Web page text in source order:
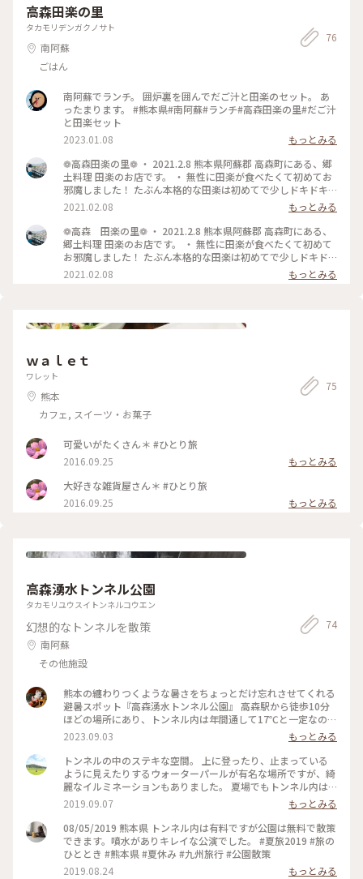
高森田楽の里
タカモリデンガクノサト
南阿蘇
ごはん
76
南阿蘇でランチ。 囲炉裏を囲んでだご汁と田楽のセット。 あ
ったまります。 #熊本県#南阿蘇#ランチ#高森田楽の里#だご汁
と田楽セット
2023.01.08
もっとみる
❁高森田楽の里❁ ・ 2021.2.8 熊本県阿蘇郡 高森町にある、郷
土料理 田楽のお店です。 ・ 無性に田楽が食べたくて初めてお
邪魔しました！ たぶん本格的な田楽は初めてで少しドキドキ
で入店。 そんなドキドキが吹き飛ぶくらい元気な従業員のみ
なさんの案内と、田舎のおばぁちゃん家に帰ってきたような安
心する古民家風の店内にほっこりすぐ落ち着きました♪ ・ さ
っそく炭に火をつけてもらいながら、メニュー選び。おすすめ
メニューも教えてくれます。 2人で「田楽定食」、「炭火鶏焼
定食」を注文。 どちらも おにぎり、だご汁おかわり自由です¨̮
・ 串に刺さった具材が食べ頃になる間にも、郷土料理が出て
説明もしてくれました¨̮ 田楽も焼きおにぎりも地鶏も…美味し
ヤマメの串焼も周りを気にせずかぶり付きました…笑 おにぎり
ぽかぽかした落ち着いた店内でこのまま昼寝したいくらいでし
た。 ・ 平日ですが、お客さんもけっこう入ってたので土日は
予約必須かも知れません❁⃘*.ﾟ また行きたいなぁ。 ・ 高森 田
楽の里 みなさんも ぜひ･.｡* ・ #熊本#阿蘇#高森町 #田楽の里 #
2021.02.08
もっとみる
❁高森 田楽の里❁ ・ 2021.2.8 熊本県阿蘇郡 高森町にある、
郷土料理 田楽のお店です。 ・ 無性に田楽が食べたくて初めて
お邪魔しました！ たぶん本格的な田楽は初めてで少しドキド
キで入店。 そんなドキドキが吹き飛ぶくらい元気な従業員の
みなさんの案内と、田舎のおばぁちゃん家に帰ってきたような
めメニューも教えてくれます。 2人で「田楽定食」、「炭火鶏
料理が出てきます。 これがまた全部美味しい…！郷土料理を楽
しむ間に具材や地鶏が少しずつ食べ頃になります。 ・ 色んな
味噌があり、従業員さんが この味噌をこの具材に付けてくだ
さい。と説明もしてくれました¨̮ 田楽も焼きおにぎりも地鶏
も…美味しくて止まらない！！ 色んな味の味噌と具材が本当に
笑 おにぎりもおかわりまでしちゃって。。 ・ お腹いっぱいな
のと暖かくぽかぽかした落ち着いた店内でこのまま昼寝したい
くらいでした。 ・ 平日ですが、お客さんもけっこう入ってた
・ 高森 田楽の里 みなさんも ぜひ･.｡* #熊本県#高森町 #田楽の
里 #わたしの故郷 #小さな秋
2021.02.08 もっとみる
ｗａｌｅｔ
ワレット
熊本
カフェ, スイーツ・お菓子
75
可愛いがたくさん＊ #ひとり旅
2016.09.25
もっとみる
大好きな雑貨屋さん＊ #ひとり旅
2016.09.25
もっとみる
高森湧水トンネル公園
タカモリユウスイトンネルコウエン
幻想的なトンネルを散策
南阿蘇
その他施設
74
熊本の纏わりつくような暑さをちょっとだけ忘れさせてくれる
避暑スポット『高森湧水トンネル公園』 高森駅から徒歩10分
ほどの場所にあり、トンネル内は年間通して17℃と一定なの
で、夏は涼しく冬は暖かい人気の観光地です⛰️ 旧国鉄が県境
を越える鉄道を建設中に地下水源を切断してしまい、大量の出
水に見舞われたため鉄道建設は中止となり、その跡地にできた
のが高森湧水トンネル公園ということでトンネル内には毎分
32tもの水が湧いています🌊 この季節は地元の方々が制作され
た七夕飾りがトンネルを明るく幻想的に照らしていました🎋
冬もイベントが開催されているようなので、また違った雰囲気
が楽しめそうです🎄🎅 #カメラ旅#私のことりっぷ旅#美しい町
#阿蘇#高森#ドライブ#さんぽ#トンネル#水源#公園#子どもと
一緒
2023.09.03
もっとみる
トンネルの中のステキな空間。 上に登ったり、止まっている
ように見えたりするウォーターパールが有名な場所ですが、綺
麗なイルミネーションもありました。 夏場でもトンネル内は
涼しく、少し寒いくらい。 #阿蘇 #高森 #イルミネーション
2019.09.07
もっとみる
08/05/2019 熊本県 トンネル内は有料ですが公園は無料で散策
できます。噴水がありキレイな公演でした。 #夏旅2019 #旅の
ひととき #熊本県 #夏休み #九州旅行 #公園散策
2019.08.24
もっとみる